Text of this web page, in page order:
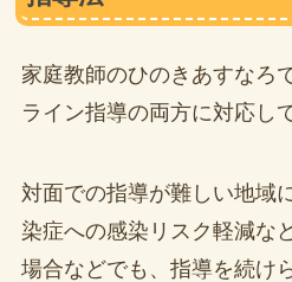
家庭教師のひのきあすなろ
ライン指導の両方に対応し
対面での指導が難しい地域
染症への感染リスク軽減な
場合などでも、指導を続け